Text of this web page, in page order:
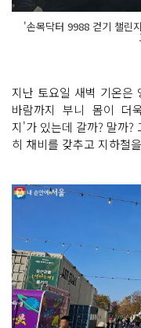
'손목닥터 9988 걷기 챌린
지난 토요일 새벽 기온
바람까지 부니 몸이 더
지'가 있는데 갈까? 말까?
히 채비를 갖추고 지하철